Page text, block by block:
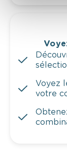
Voyez
votre